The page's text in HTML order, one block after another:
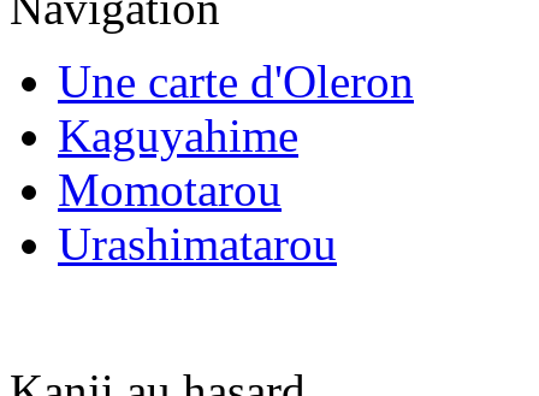
Une carte d'Oleron
Kaguyahime
Momotarou
Urashimatarou